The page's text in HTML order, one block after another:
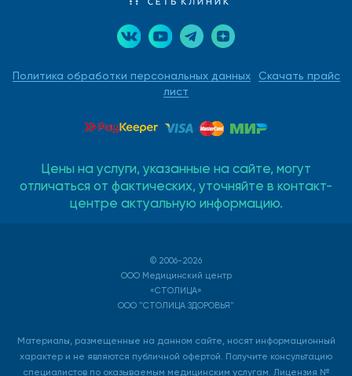
Политика обработки персональных данных
Скачать прайс
лист
Цены на услуги, указанные на сайте, могут
отличаться от фактических, уточняйте в контакт-
центре актуальную информацию.
© 2006-2026
ООО Медицинский центр
«СТОЛИЦА»
ООО "СТОЛИЦА ЗДОРОВЬЯ"
Материалы, размещенные на данном сайте, носят информационный
характер и не являются публичной офертой. Получите консультацию
специалистов по оказываемым медицинским услугам. Лицензия №